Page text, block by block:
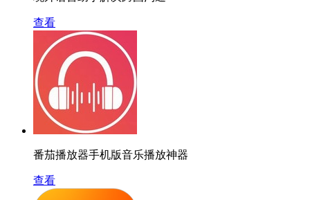
查看
番茄播放器手机版音乐播放神器
查看